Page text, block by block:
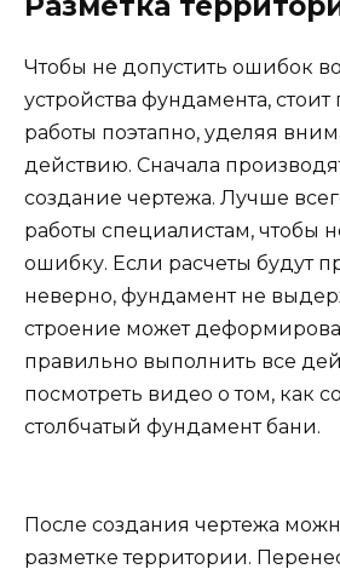
Чтобы не допустить ошибок
устройства фундамента,
работы поэтапно, уделяя
действию. Сначала
создание чертежа. Лучше
работы специалистам, чтобы
ошибку. Если расчеты будут
неверно, фундамент не
строение может
правильно выполнить все
посмотреть видео о том, как
столбчатый фундамент бани.
После создания чертежа
разметке территории.